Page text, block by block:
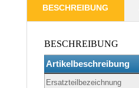
BESCHREIBUNG
BESCHREIBUNG
Artikelbeschreibung
Ersatzteilbezeichnung